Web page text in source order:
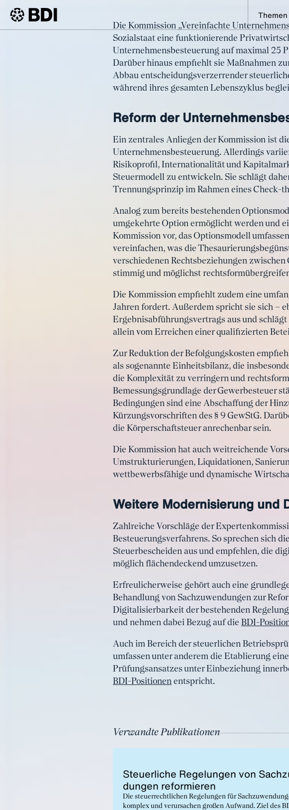
Themen
Artikel
BMF-
grundlegende
Die Kommission „Vereinfachte
Sozialstaat eine funktionierende
Unternehmensbesteuerung auf maximal 25
Darüber hinaus empfiehlt sie Maßnahmen
Abbau entscheidungsverzerrender
während ihres gesamten Lebenszyklus
Reform der
Ein zentrales Anliegen der Kommission ist
Unternehmensbesteuerung. Allerdings
Risikoprofil, Internationalität und
Steuermodell zu entwickeln. Sie schlägt
Trennungsprinzip im Rahmen eines Check-
Analog zum bereits bestehenden
umgekehrte Option ermöglicht werden und
Kommission vor, das Optionsmodell
vereinfachen, was die
verschiedenen Rechtsbeziehungen
stimmig und möglichst
Die Kommission empfiehlt zudem eine
Jahren fordert. Außerdem spricht sie sich –
Ergebnisabführungsvertrags aus und
allein vom Erreichen einer qualifizierten
Zur Reduktion der Befolgungskosten
als sogenannte Einheitsbilanz, die
die Komplexität zu verringern und
Bemessungsgrundlage der Gewerbesteuer
Bedingungen sind eine Abschaffung der
Kürzungsvorschriften des § 9 GewStG.
die Körperschaftsteuer anrechenbar sein.
Die Kommission hat auch weitreichende
Umstrukturierungen, Liquidationen,
wettbewerbsfähige und dynamische
Weitere Modernisierung und
Zahlreiche Vorschläge der
Besteuerungsverfahrens. So sprechen sich
Steuerbescheiden aus und empfehlen, die
möglich flächendeckend umzusetzen.
Erfreulicherweise gehört auch eine
Behandlung von Sachzuwendungen zur
Digitalisierbarkeit der bestehenden
und nehmen dabei Bezug auf die BDI-
Auch im Bereich der steuerlichen
umfassen unter anderem die Etablierung
Prüfungsansatzes unter Einbeziehung
BDI-Positionen entspricht.
Verwandte Publikationen
Steu­er­li­che Re­ge­lun­gen von
dun­gen re­for­mie­ren
Die steuerrechtlichen Regelungen für
komplex und verursachen großen Aufwand. Ziel des